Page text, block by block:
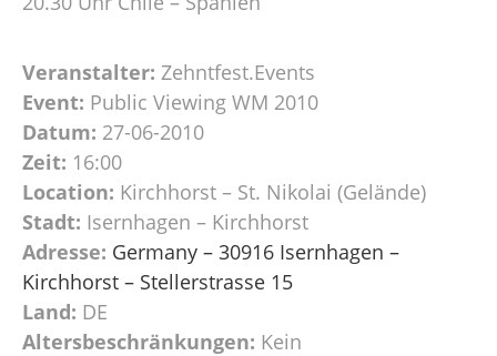
Veranstalter: Zehntfest.Events
Event: Public Viewing WM 2010
Datum: 27-06-2010
Zeit: 16:00
Location: Kirchhorst – St. Nikolai (Gelände)
Stadt: Isernhagen – Kirchhorst
Adresse: Germany – 30916 Isernhagen –
Kirchhorst – Stellerstrasse 15
Land: DE
Altersbeschränkungen: Kein